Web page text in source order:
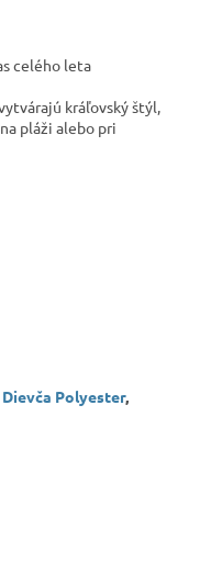
celého leta
kráľovský štýl,
pláži alebo pri
Dievča Polyester,